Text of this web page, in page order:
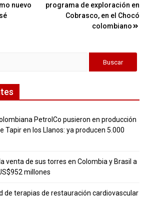
nuevo
programa de exploración en
Cobrasco, en el Chocó
colombiano
PetrolCo pusieron en producción
Tapir en los Llanos: ya producen 5.000
venta de sus torres en Colombia y Brasil a
millones
de terapias de restauración cardiovascular